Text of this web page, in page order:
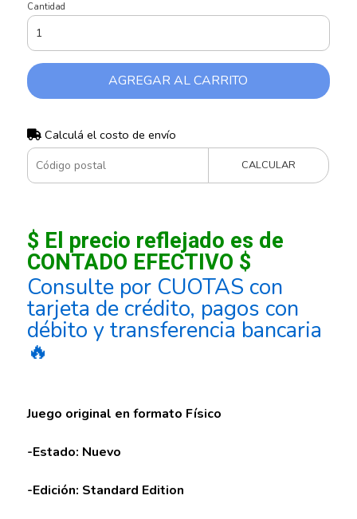
Cantidad
AGREGAR AL CARRITO
Calculá el costo de envío
CALCULAR
$ El precio reflejado es de
CONTADO EFECTIVO $
Consulte por CUOTAS con
tarjeta de crédito, pagos con
débito y transferencia bancaria
🔥
Juego original en formato Físico
-Estado: Nuevo
-Edición: Standard Edition